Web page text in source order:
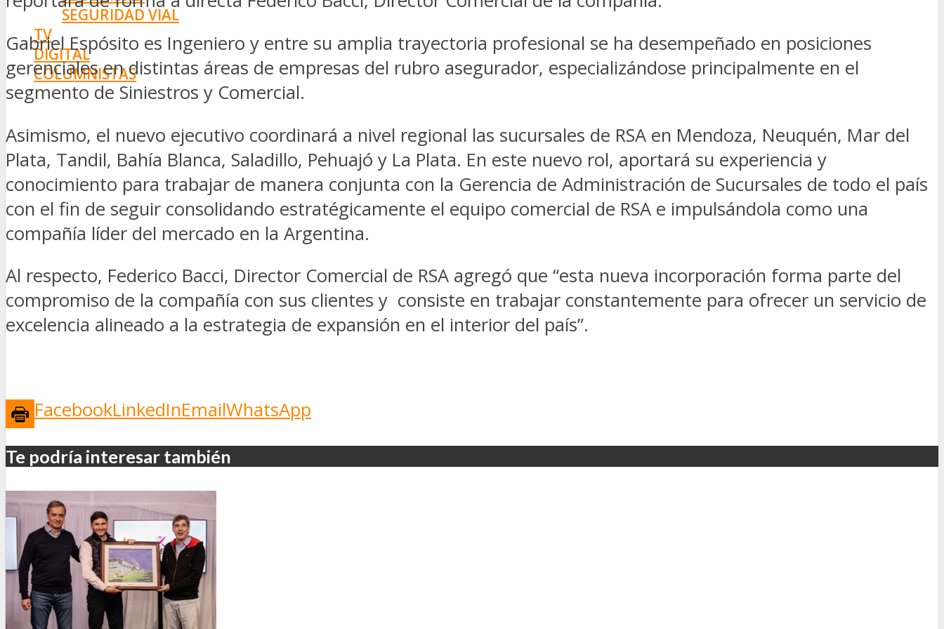
SEGURIDAD VIAL
TV
DIGITAL
COLUMNISTAS
ESTADÍSTICAS
Gabriel Espósito es Ingeniero y entre su amplia trayectoria profesional se ha desempeñado en posiciones
gerenciales en distintas áreas de empresas del rubro asegurador, especializándose principalmente en el
segmento de Siniestros y Comercial.
Asimismo, el nuevo ejecutivo coordinará a nivel regional las sucursales de RSA en Mendoza, Neuquén, Mar del
Plata, Tandil, Bahía Blanca, Saladillo, Pehuajó y La Plata. En este nuevo rol, aportará su experiencia y
conocimiento para trabajar de manera conjunta con la Gerencia de Administración de Sucursales de todo el país
con el fin de seguir consolidando estratégicamente el equipo comercial de RSA e impulsándola como una
compañía líder del mercado en la Argentina.
Al respecto, Federico Bacci, Director Comercial de RSA agregó que “esta nueva incorporación forma parte del
compromiso de la compañía con sus clientes y consiste en trabajar constantemente para ofrecer un servicio de
excelencia alineado a la estrategia de expansión en el interior del país”.
FacebookLinkedInEmailWhatsApp
Te podría interesar también